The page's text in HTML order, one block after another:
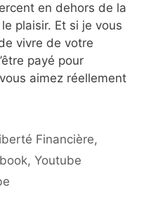
en dehors de la
plaisir. Et si je vous
vivre de votre
payé pour
aimez réellement
Financière,
, Youtube